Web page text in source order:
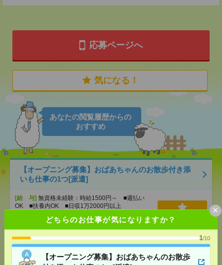
どちらのお仕事が気になりますか？
1/10
【オープニング募集】おばあちゃんのお散歩
×
応募ページへ
気になる！
あなたの閲覧履歴からの
おすすめ
【オープニング募集】おばあちゃんのお散歩付き添
いも仕事の1つ[派遣]
[給 与] 無資格未経験：時給1500円～ ■週払い
OK ■扶養内OK ■日収1万2000円以上
交通費全額支給
気になる！
説明会参加で全員に【現金2千円相当プレゼント】生
活のお手伝い[派遣]